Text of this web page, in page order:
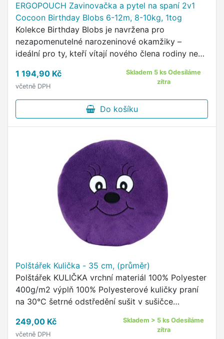
ERGOPOUCH Zavinovačka a pytel na spaní 2v1
Cocoon Birthday Blobs 6-12m, 8-10kg, 1tog
Kolekce Birthday Blobs je navržena pro
nezapomenutelné narozeninové okamžiky –
ideální pro ty, kteří vítají nového člena rodiny nebo
1 194,90 Kč
včetně DPH
Skladem 5 ks Odesíláme
zítra
Do košíku
Polštářek Kulička - 35 cm, (průměr)
Polštářek KULIČKA vrchní materiál 100% Polyester
400g/m2 výplň 100% Polyesterové kuličky praní
na 30°C šetrné odstředění sušit v sušičce
polštářek z příjemného …
249,00 Kč
včetně DPH
Skladem > 5 ks Odesíláme
zítra